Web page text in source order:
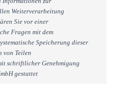
Weiterverarbeitung
Sie vor einer
Fragen mit dem
Speicherung dieser
von Teilen
schriftlicher Genehmigung
gestattet